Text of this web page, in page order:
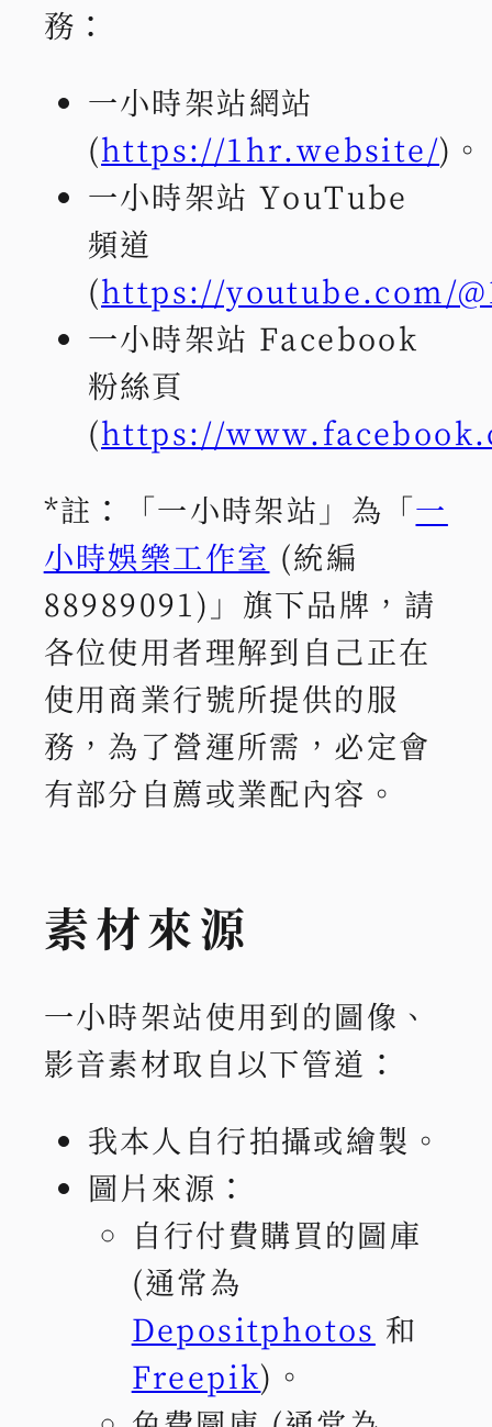
務：
一小時架站網站
(https://1hr.website/)。
一小時架站 YouTube
頻道
(https://youtube.com/
一小時架站 Facebook
粉絲頁
(https://
*註：「一小時架站」為「一
小時娛樂工作室 (統編
88989091)」旗下品牌，請
各位使用者理解到自己正在
使用商業行號所提供的服
務，為了營運所需，必定會
有部分自薦或業配內容。
素材來源
一小時架站使用到的圖像、
影音素材取自以下管道：
我本人自行拍攝或繪製。
圖片來源：
自行付費購買的圖庫
(通常為
Depositphotos 和
Freepik)。